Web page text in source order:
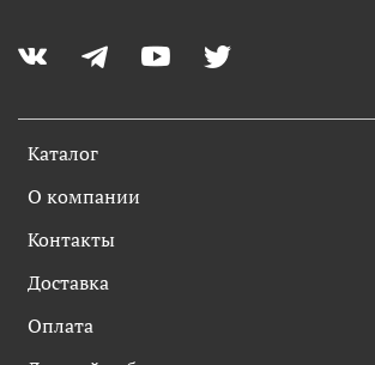
Каталог
О компании
Контакты
Доставка
Оплата